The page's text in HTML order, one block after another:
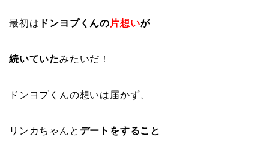
最初は ドンヨプくんの 片想いが
続いていたみたいだ！
ドンヨプくんの想いは届かず、
リンカちゃんと デートをすること